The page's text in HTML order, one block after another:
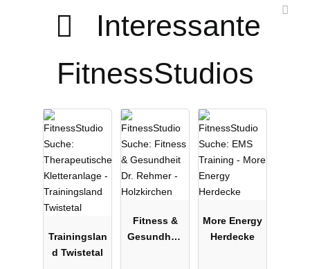
Interessante
FitnessStudios
Trainingslan
d Twistetal
Fitness &
Gesundheit
More Energy
Herdecke